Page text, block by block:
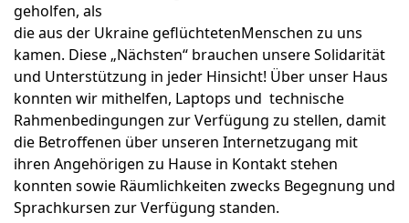
geholfen, als
die aus der Ukraine geflüchtetenMenschen zu uns
kamen. Diese „Nächsten“ brauchen unsere Solidarität
und Unterstützung in jeder Hinsicht! Über unser Haus
konnten wir mithelfen, Laptops und technische
Rahmenbedingungen zur Verfügung zu stellen, damit
die Betroffenen über unseren Internetzugang mit
ihren Angehörigen zu Hause in Kontakt stehen
konnten sowie Räumlichkeiten zwecks Begegnung und
Sprachkursen zur Verfügung standen.